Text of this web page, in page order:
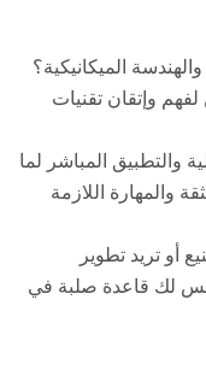
الميكانيكية؟
وإتقان تقنيات
والتطبيق المباشر لما
والمهارة اللازمة
تريد تطوير
لك قاعدة صلبة في